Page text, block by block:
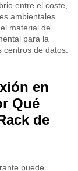
entre el coste,
ambientales.
material de
para la
de datos.
en
Qué
de
puede